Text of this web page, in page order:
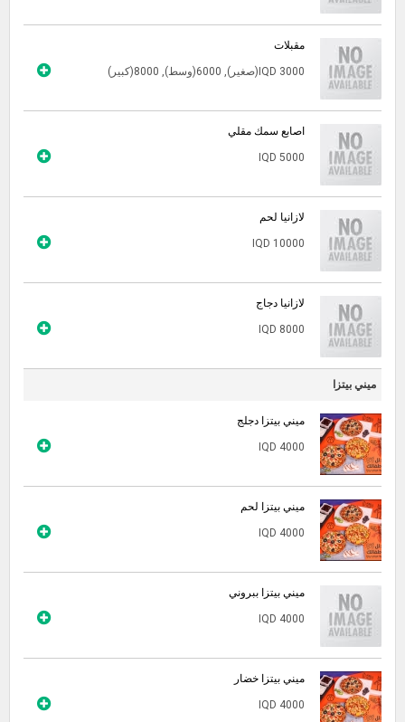
مقبلات
IQD 3000(صغير), 6000(وسط), 8000(كبير)
اصابع سمك مقلي
IQD 5000
لازانيا لحم
IQD 10000
لازانيا دجاج
IQD 8000
ميني بيتزا
ميني بيتزا دجلج
IQD 4000
ميني بيتزا لحم
IQD 4000
ميني بيتزا ببروني
IQD 4000
ميني بيتزا خضار
IQD 4000